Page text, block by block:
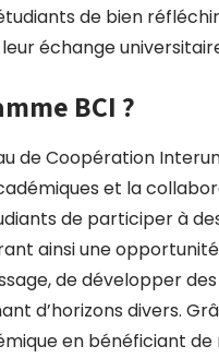
de bien
échange
BCI ?
de Coopération
et la
de participer à
ainsi une
de développer
d’horizons divers.
en bénéficiant de